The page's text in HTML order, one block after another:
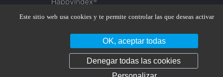
Este sitio web usa cookies y te permite controlar las que deseas activar
OK, aceptar todas
Denegar todas las cookies